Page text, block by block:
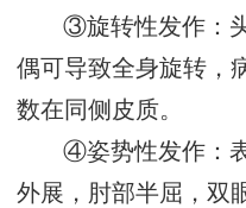
③旋转性发作：
偶可导致全身旋转，
数在同侧皮质。
④姿势性发作：
外展，肘部半屈，双